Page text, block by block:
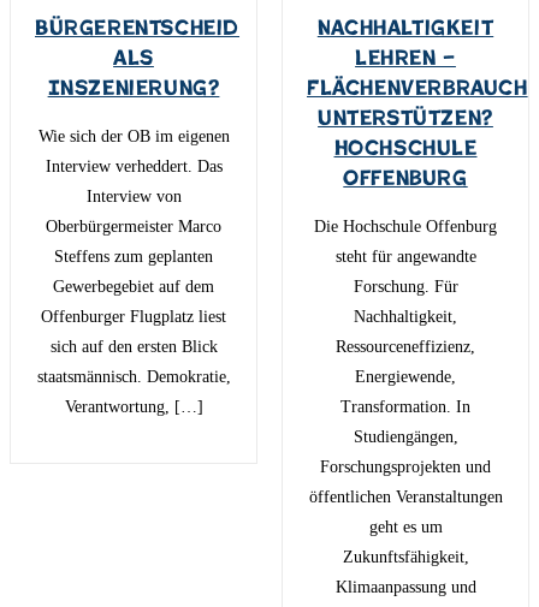
Bürgerentscheid
als
Inszenierung?
Wie sich der OB im eigenen
Interview verheddert. Das
Interview von
Oberbürgermeister Marco
Steffens zum geplanten
Gewerbegebiet auf dem
Offenburger Flugplatz liest
sich auf den ersten Blick
staatsmännisch. Demokratie,
Verantwortung, […]
Nachhaltigkeit
lehren –
Flächenverbrauch
unterstützen?
Hochschule
Offenburg
Die Hochschule Offenburg
steht für angewandte
Forschung. Für
Nachhaltigkeit,
Ressourceneffizienz,
Energiewende,
Transformation. In
Studiengängen,
Forschungsprojekten und
öffentlichen Veranstaltungen
geht es um
Zukunftsfähigkeit,
Klimaanpassung und